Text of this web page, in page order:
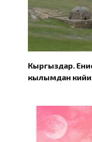
Кыргыздар.
кылымдан